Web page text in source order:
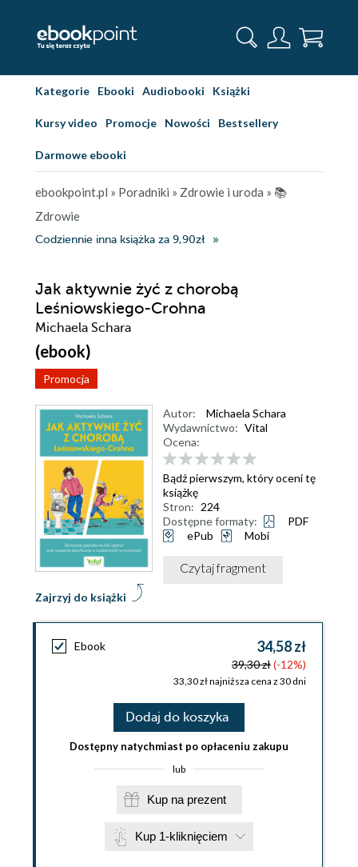
Kategorie Ebooki Audiobooki Książki
Kursy video Promocje Nowości Bestsellery
Darmowe ebooki
ebookpoint.pl » Poradniki » Zdrowie i uroda » 📚
Zdrowie
Codziennie inna książka za 9,90zł
Jak aktywnie żyć z chorobą
Leśniowskiego-Crohna
Michaela Schara
(ebook)
Promocja
Zajrzyj do książki
Autor:
Michaela Schara
Wydawnictwo: Vital
Ocena:
Bądź pierwszym, który oceni tę
książkę
Stron: 224
Dostępne formaty:
PDF
ePub
Mobi
Czytaj fragment
Ebook 34,58 zł
39,30 zł(-12%)
33,30 zł najniższa cena z 30 dni
Dodaj do koszyka
Dostępny natychmiast po opłaceniu zakupu
lub
Kup na prezent
Kup 1-kliknięciem